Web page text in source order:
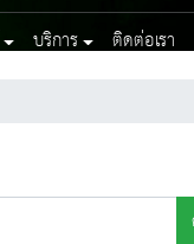
บริการ ติดต่อเรา